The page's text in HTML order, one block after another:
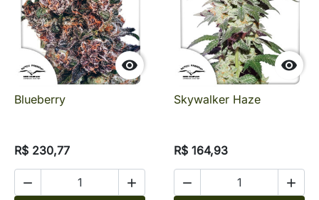

Blueberry
R$ 230,77
 

Skywalker Haze
R$ 164,93
 